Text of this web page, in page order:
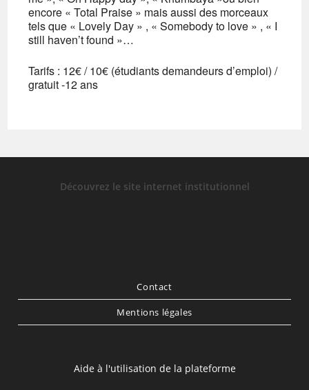
encore « Total Praise » mais aussi des morceaux
tels que « Lovely Day » , « Somebody to love » , « I
still haven’t found »…
Tarifs : 12€ / 10€ (étudiants demandeurs d’emploi) /
gratuit -12 ans
Découvrez le site internet institutionnel
Contact
Mentions légales
Aide à l'utilisation de la plateforme